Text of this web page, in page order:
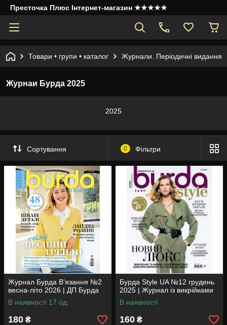
Престочка Плюс Інтернет-магазин ★★★★★
Товари • групи • каталог Журнали. Періодичні видання
Журнаи Бурда 2025
2025
Сортування 0 Фільтри
Журнал Бурда В'язання №2
весна-літо 2026 | ДП Бурда
В наявності 17 од.
180 ₴
Бурда Style UA №12 грудень
2025 | Журнал із викрійками
В наявності
160 ₴